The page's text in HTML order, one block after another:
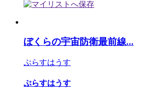
ぼくらの宇宙防衛最前線...
ぷらすはうす
ぷらすはうす